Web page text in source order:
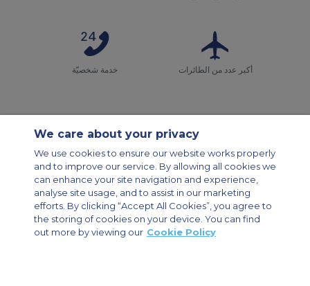
أكبر عدد من الطائرات خدمة شخصيّة
اتصل بنا عن الشركة خريطة الموقع
مواقع ACS
سياسة سجل التصفّح
الطائرات المؤجرة الخاصة
المجموعة الميثاق تأجير طائرات الشحن دليل الطائرة
Private Charter App
We care about your privacy
We use cookies to ensure our website works properly
and to improve our service. By allowing all cookies we
can enhance your site navigation and experience,
analyse site usage, and to assist in our marketing
efforts. By clicking “Accept All Cookies”, you agree to
the storing of cookies on your device. You can find
out more by viewing our Cookie Policy